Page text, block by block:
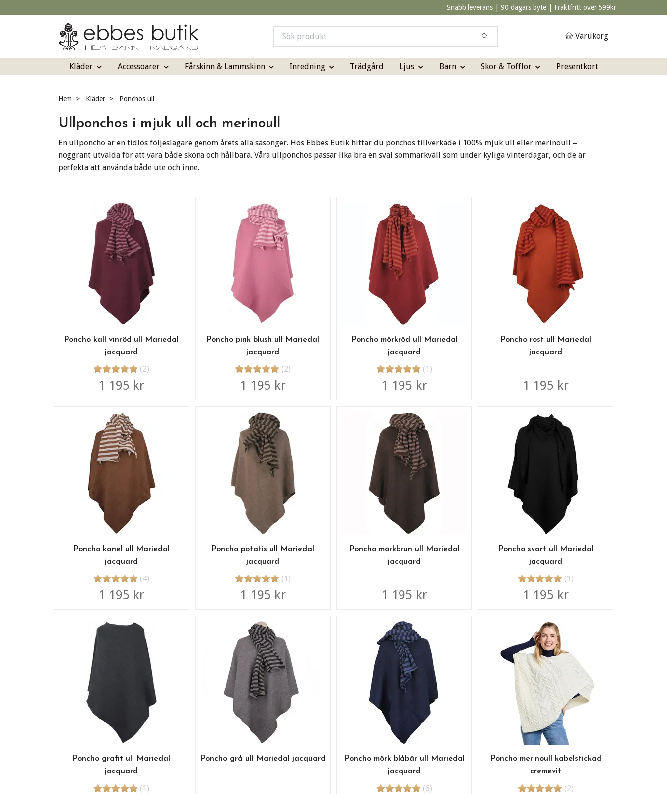
Snabb leverans | 90 dagars byte | Fraktfritt över 599kr
Varukorg
Kläder Accessoarer Fårskinn & Lammskinn Inredning Trädgård Ljus Barn Skor & Tofflor Presentkort
Hem Kläder Ponchos ull
Ullponchos i mjuk ull och merinoull
En ullponcho är en tidlös följeslagare genom årets alla säsonger. Hos Ebbes Butik hittar du ponchos tillverkade i 100% mjuk ull eller merinoull –
noggrant utvalda för att vara både sköna och hållbara. Våra ullponchos passar lika bra en sval sommarkväll som under kyliga vinterdagar, och de är
perfekta att använda både ute och inne.
Poncho kall vinröd ull Mariedal
jacquard
(2)
1 195 kr
Poncho pink blush ull Mariedal
jacquard
(2)
1 195 kr
Poncho mörkröd ull Mariedal
jacquard
(1)
1 195 kr
Poncho rost ull Mariedal
jacquard
1 195 kr
Poncho kanel ull Mariedal
jacquard
(4)
1 195 kr
Poncho potatis ull Mariedal
jacquard
(1)
1 195 kr
Poncho mörkbrun ull Mariedal
jacquard
1 195 kr
Poncho svart ull Mariedal
jacquard
(3)
1 195 kr
Poncho grafit ull Mariedal
jacquard
(1)
Poncho grå ull Mariedal jacquard
Poncho mörk blåbär ull Mariedal
jacquard
(6)
Poncho merinoull kabelstickad
cremevit
(2)